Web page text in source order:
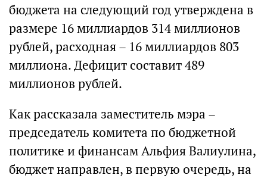
бюджета на следующий год утверждена в
размере 16 миллиардов 314 миллионов
рублей, расходная – 16 миллиардов 803
миллиона. Дефицит составит 489
миллионов рублей.
Как рассказала заместитель мэра –
председатель комитета по бюджетной
политике и финансам Альфия Валиулина,
бюджет направлен, в первую очередь, на